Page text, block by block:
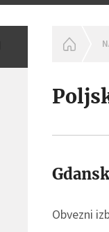
Gdansk
Obvezni